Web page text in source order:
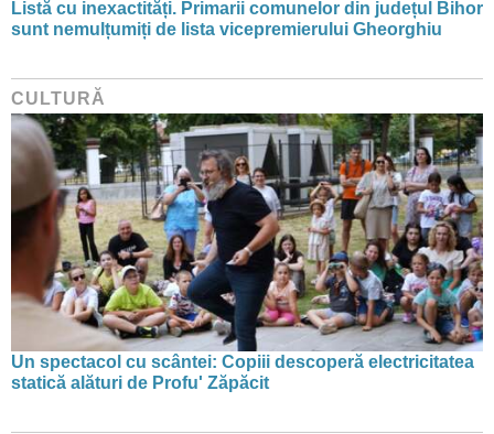
Listă cu inexactități. Primarii comunelor din județul Bihor
sunt nemulțumiți de lista vicepremierului Gheorghiu
CULTURĂ
Un spectacol cu scântei: Copiii descoperă electricitatea
statică alături de Profu' Zăpăcit